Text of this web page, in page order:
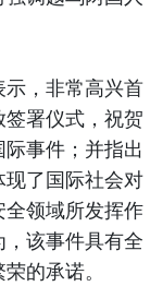
，非常高兴首
署仪式，祝贺
事件；并指出
了国际社会对
领域所发挥作
该事件具有全
的承诺。